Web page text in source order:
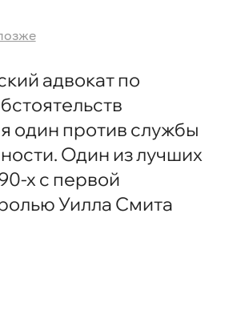
адвокат по
один против службы
Один из лучших
х с первой
Уилла Смита